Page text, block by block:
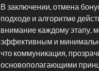
В заключении, отмена
подходе и алгоритме
внимание каждому этапу,
эффективным и
что коммуникация,
основополагающими